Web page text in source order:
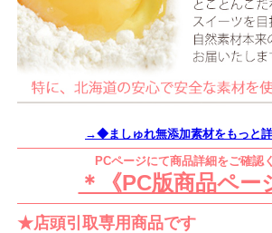
→◆ましゅれ無添加素材をもっと
PCページにて商品詳細をご確認
＊《PC版商品ペー
★店頭引取専用商品です